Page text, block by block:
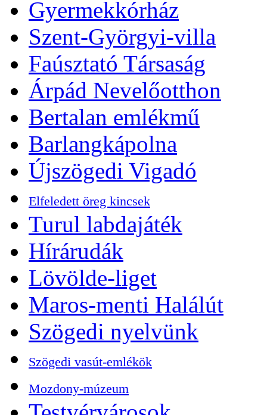
Gyermekkórház
Szent-Györgyi-villa
Faúsztató Társaság
Árpád Nevelőotthon
Bertalan emlékmű
Barlangkápolna
Újszögedi Vigadó
Elfeledett öreg kincsek
Turul labdajáték
Hírárudák
Lövölde-liget
Maros-menti Halálút
Szögedi nyelvünk
Szögedi vasút-emlékök
Mozdony-múzeum